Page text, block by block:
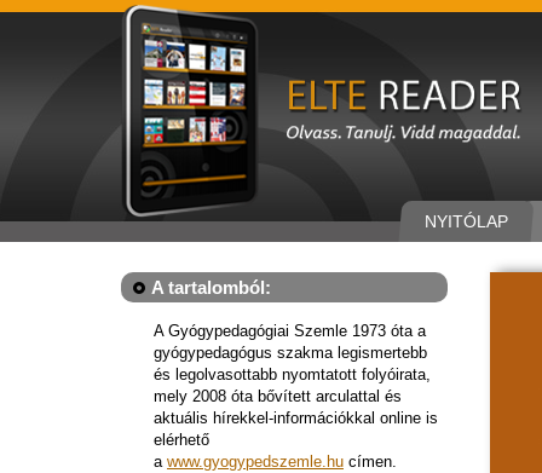
NYITÓLAP
A tartalomból:
A Gyógypedagógiai Szemle 1973 óta a
gyógypedagógus szakma legismertebb
és legolvasottabb nyomtatott folyóirata,
mely 2008 óta bővített arculattal és
aktuális hírekkel-információkkal online is
elérhető
a www.gyogypedszemle.hu címen.